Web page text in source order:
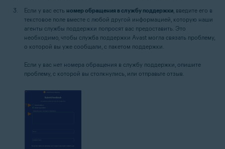
Если у вас есть номер обращения в службу поддержки, введите его в
текстовое поле вместе с любой другой информацией, которую наши
агенты службы поддержки попросят вас предоставить. Это
необходимо, чтобы служба поддержки Avast могла связать проблему,
о которой вы уже сообщали, с пакетом поддержки.
Если у вас нет номера обращения в службу поддержки, опишите
проблему, с которой вы столкнулись, или отправьте отзыв.